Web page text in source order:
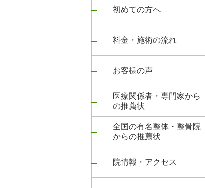
初めての方へ
料金・施術の流れ
お客様の声
医療関係者・専門家から
の推薦状
全国の有名整体・整骨院
からの推薦状
院情報・アクセス